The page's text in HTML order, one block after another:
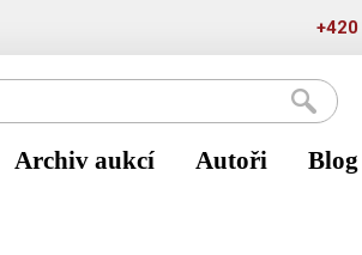
Archiv aukcí Autoři Blog